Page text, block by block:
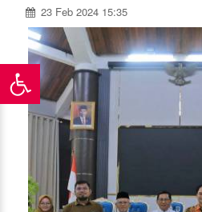
23 Feb 2024 15:35